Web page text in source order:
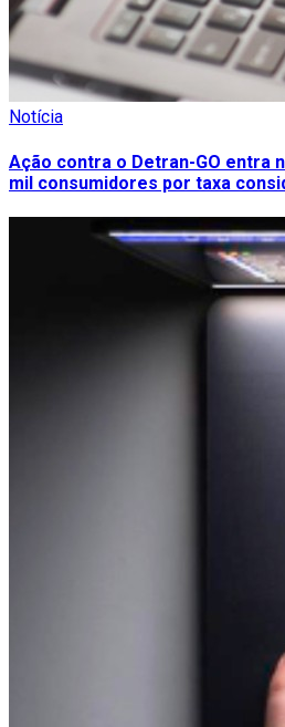
Notícia
Ação contra o Detran-GO entra
mil consumidores por taxa